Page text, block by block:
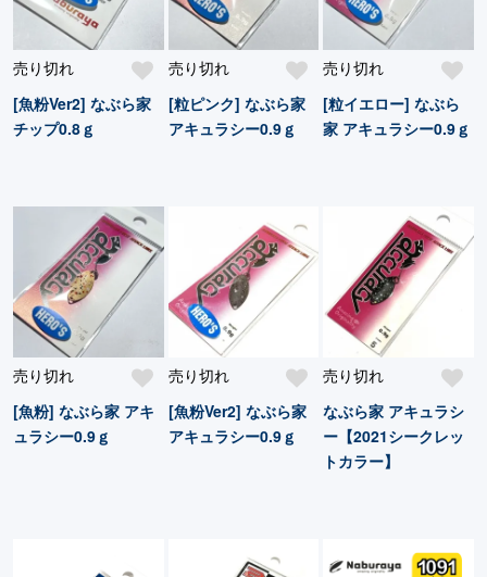
売り切れ
[魚粉Ver2] なぶら家
チップ0.8ｇ
売り切れ
[粒ピンク] なぶら家
アキュラシー0.9ｇ
売り切れ
[粒イエロー] なぶら
家 アキュラシー0.9ｇ
売り切れ
[魚粉] なぶら家 アキ
ュラシー0.9ｇ
売り切れ
[魚粉Ver2] なぶら家
アキュラシー0.9ｇ
売り切れ
なぶら家 アキュラシ
ー【2021シークレッ
トカラー】